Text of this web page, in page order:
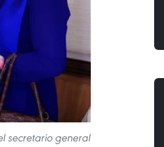
secretario general